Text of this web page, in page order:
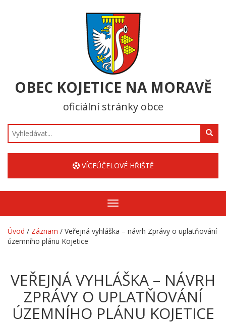
OBEC KOJETICE NA MORAVĚ
oficiální stránky obce
Hledat
VÍCEÚČELOVÉ HŘIŠTĚ
Zobrazit/skrýt
navigaci
Úvod / Záznam / Veřejná vyhláška – návrh Zprávy o uplatňování
územního plánu Kojetice
VEŘEJNÁ VYHLÁŠKA – NÁVRH
ZPRÁVY O UPLATŇOVÁNÍ
ÚZEMNÍHO PLÁNU KOJETICE